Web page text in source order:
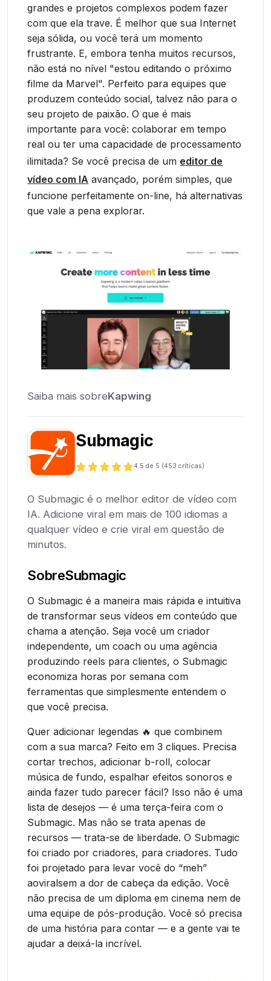
grandes e projetos complexos podem fazer
com que ela trave. É melhor que sua Internet
seja sólida, ou você terá um momento
frustrante. E, embora tenha muitos recursos,
não está no nível "estou editando o próximo
filme da Marvel". Perfeito para equipes que
produzem conteúdo social, talvez não para o
seu projeto de paixão. O que é mais
importante para você: colaborar em tempo
real ou ter uma capacidade de processamento
ilimitada? Se você precisa de um editor de
vídeo com IA avançado, porém simples, que
funcione perfeitamente on-line, há alternativas
que vale a pena explorar.
Saiba mais sobreKapwing
Submagic
4.5 de 5 (453 críticas)
O Submagic é o melhor editor de vídeo com
IA. Adicione viral em mais de 100 idiomas a
qualquer vídeo e crie viral em questão de
minutos.
SobreSubmagic
O Submagic é a maneira mais rápida e intuitiva
de transformar seus vídeos em conteúdo que
chama a atenção. Seja você um criador
independente, um coach ou uma agência
produzindo reels para clientes, o Submagic
economiza horas por semana com
ferramentas que simplesmente entendem o
que você precisa.
Quer adicionar legendas 🔥 que combinem
com a sua marca? Feito em 3 cliques. Precisa
cortar trechos, adicionar b-roll, colocar
música de fundo, espalhar efeitos sonoros e
ainda fazer tudo parecer fácil? Isso não é uma
lista de desejos — é uma terça-feira com o
Submagic. Mas não se trata apenas de
recursos — trata-se de liberdade. O Submagic
foi criado por criadores, para criadores. Tudo
foi projetado para levar você do “meh”
aoviralsem a dor de cabeça da edição. Você
não precisa de um diploma em cinema nem de
uma equipe de pós-produção. Você só precisa
de uma história para contar — e a gente vai te
ajudar a deixá-la incrível.